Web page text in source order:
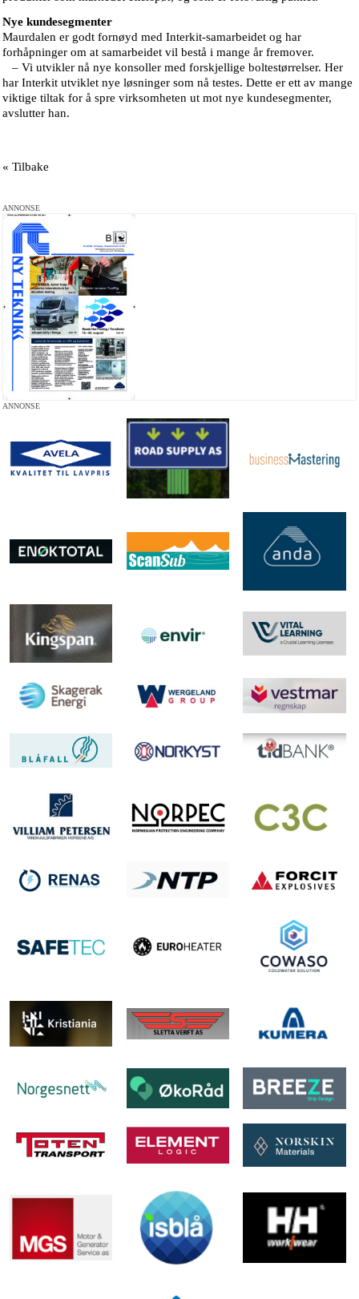
Nye kundesegmenter
Maurdalen er godt fornøyd med Interkit-samarbeidet og har
forhåpninger om at samarbeidet vil bestå i mange år fremover.
– Vi utvikler nå nye konsoller med forskjellige boltestørrelser. Her
har Interkit utviklet nye løsninger som nå testes. Dette er ett av mange
viktige tiltak for å spre virksomheten ut mot nye kundesegmenter,
avslutter han.
« Tilbake
ANNONSE
ANNONSE